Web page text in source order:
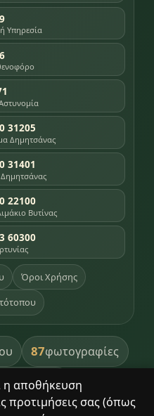
η αποθήκευση
προτιμήσεις σας (όπως
Υπηρεσία
31205
Δημητσάνας
31401
Δημητσάνας
22100
Βυτίνας
60300
Όροι Χρήσης
87φωτογραφίες